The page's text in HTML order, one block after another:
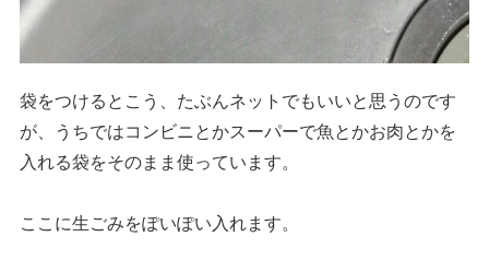
袋をつけるとこう、たぶんネットでもいいと思うのです
が、うちではコンビニとかスーパーで魚とかお肉とかを
入れる袋をそのまま使っています。
ここに生ごみをぽいぽい入れます。